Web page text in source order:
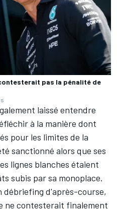
pas la pénalité de
laissé entendre
à la manière dont
pour les limites de la
sanctionné alors que ses
lignes blanches étaient
subis par sa monoplace.
débriefing d'après-course,
ne contesterait finalement